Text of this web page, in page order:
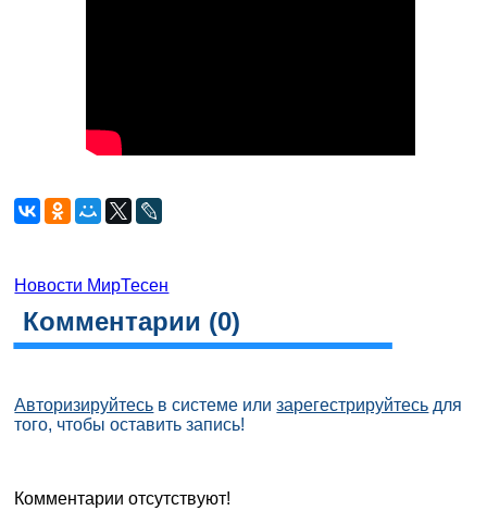
Новости МирТесен
Комментарии (0)
Авторизируйтесь в системе илизарегестрируйтесь для
того, чтобы оставить запись!
Комментарии отсутствуют!